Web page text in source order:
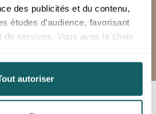
des publicités et du contenu,
études d’audience, favorisant
de services. Vous avez le choix
retirer votre consentement à
la Déclaration relative aux
l'icône de confidentialité.
autoriser
au vendredi de 8h à 12h et de
uniquement sur rendez-